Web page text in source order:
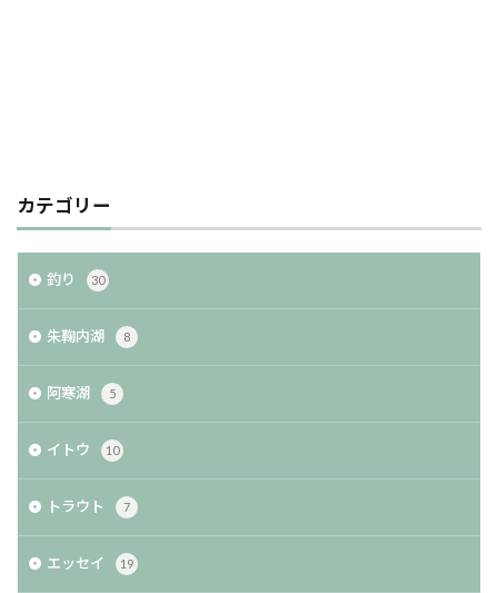
カテゴリー
釣り 30
朱鞠内湖 8
阿寒湖 5
イトウ 10
トラウト 7
エッセイ 19